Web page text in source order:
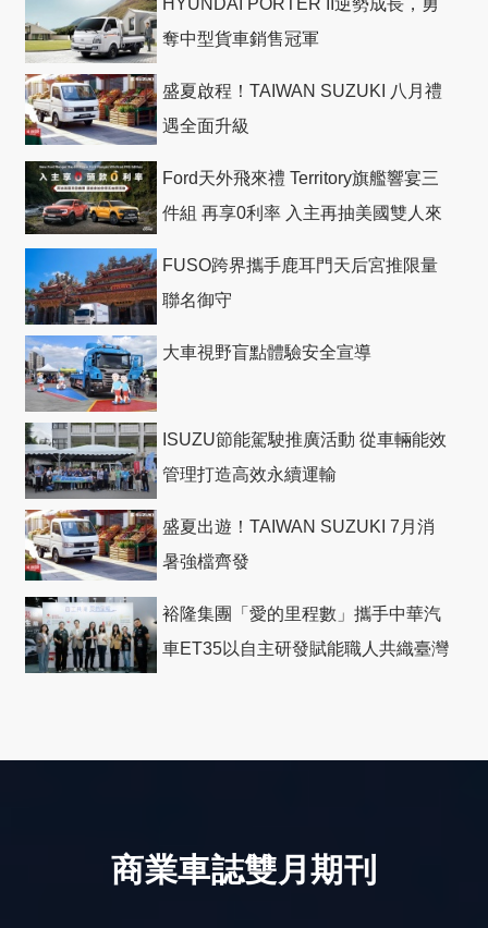
HYUNDAI PORTER II逆勢成長，勇
奪中型貨車銷售冠軍
盛夏啟程！TAIWAN SUZUKI 八月禮
遇全面升級
Ford天外飛來禮 Territory旗艦響宴三
件組 再享0利率 入主再抽美國雙人來
FUSO跨界攜手鹿耳門天后宮推限量
聯名御守
大車視野盲點體驗安全宣導
ISUZU節能駕駛推廣活動 從車輛能效
管理打造高效永續運輸
盛夏出遊！TAIWAN SUZUKI 7月消
暑強檔齊發
裕隆集團「愛的里程數」攜手中華汽
車ET35以自主研發賦能職人共織臺灣
商業車誌雙月期刊